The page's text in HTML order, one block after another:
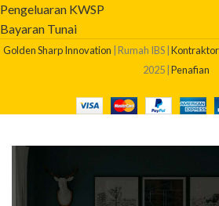
Pengeluaran KWSP
Bayaran Tunai
Golden Sharp Innovation | Rumah IBS |Kontraktor
2025 |Penafian